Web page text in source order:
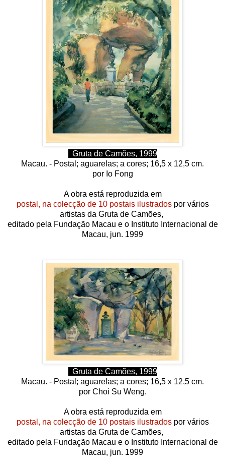
Gruta de Camões, 1999
Macau. - Postal; aguarelas; a cores; 16,5 x 12,5 cm.
por Io Fong
A obra está reproduzida em
postal, na colecção de 10 postais ilustrados por vários
artistas da Gruta de Camões,
editado pela Fundação Macau e o Instituto Internacional de
Macau, jun. 1999
Gruta de Camões, 1999
Macau. - Postal; aguarelas; a cores; 16,5 x 12,5 cm.
por Choi Su Weng.
A obra está reproduzida em
postal, na colecção de 10 postais ilustrados por vários
artistas da Gruta de Camões,
editado pela Fundação Macau e o Instituto Internacional de
Macau, jun. 1999